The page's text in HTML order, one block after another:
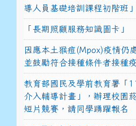
導人員基礎培訓課程初階班」
「長期照顧服務知識圖卡」
因應本土猴痘(Mpox)疫情仍
並鼓勵符合接種條件者接種
教育部國民及學前教育署「
介入輔導計畫」，辦理校園
短片競賽，請同學踴躍報名